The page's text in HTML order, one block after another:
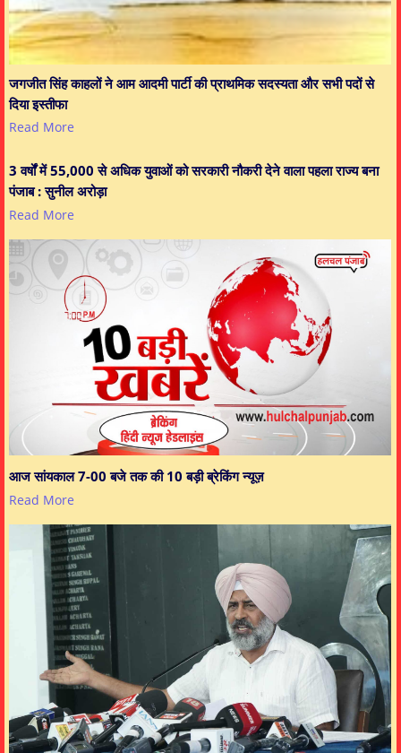
जगजीत सिंह काहलों ने आम आदमी पार्टी की प्राथमिक सदस्यता और सभी पदों से
दिया इस्तीफा
Read More
3 वर्षों में 55,000 से अधिक युवाओं को सरकारी नौकरी देने वाला पहला राज्य बना
पंजाब : सुनील अरोड़ा
Read More
आज सांयकाल 7-00 बजे तक की 10 बड़ी ब्रेकिंग न्यूज़
Read More